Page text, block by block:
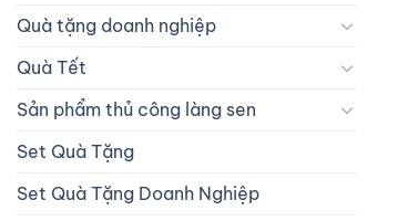
Quà tặng doanh nghiệp
Quà Tết
Sản phẩm thủ công làng sen
Set Quà Tặng
Set Quà Tặng Doanh Nghiệp